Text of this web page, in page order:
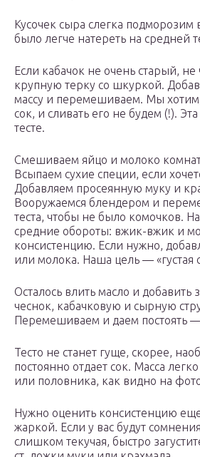
Кусочек сыра слегка подморозим
было легче натереть на средней
Если кабачок не очень старый,
крупную терку со шкуркой.
массу и перемешиваем. Мы
сок, и сливать его не будем (!).
тесте.
Смешиваем яйцо и молоко
Всыпаем сухие специи, если
Добавляем просеянную муку и
Вооружаемся блендером и
теста, чтобы не было комочков.
средние обороты: вжик-вжик и
консистенцию. Если нужно,
или молока. Наша цель — «густая
Осталось влить масло и добавить
чеснок, кабачковую и сырную
Перемешиваем и даем постоять
Тесто не станет гуще, скорее,
постоянно отдает сок. Масса
или половника, как видно на
Нужно оценить консистенцию
жаркой. Если у вас будут
слишком текучая, быстро